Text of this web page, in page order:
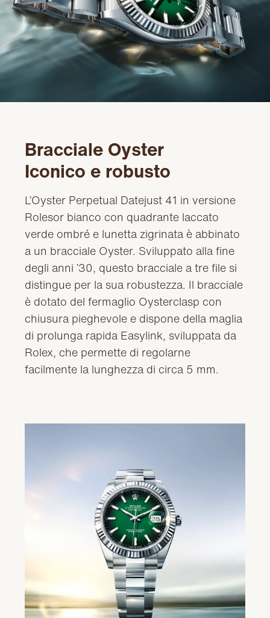
Bracciale Oyster
Iconico e robusto
L’Oyster Perpetual Datejust 41 in versione
Rolesor bianco con quadrante laccato
verde ombré e lunetta zigrinata è abbinato
a un bracciale Oyster. Sviluppato alla fine
degli anni ’30, questo bracciale a tre file si
distingue per la sua robustezza. Il bracciale
è dotato del fermaglio Oysterclasp con
chiusura pieghevole e dispone della maglia
di prolunga rapida Easylink, sviluppata da
Rolex, che permette di regolarne
facilmente la lunghezza di circa 5 mm.